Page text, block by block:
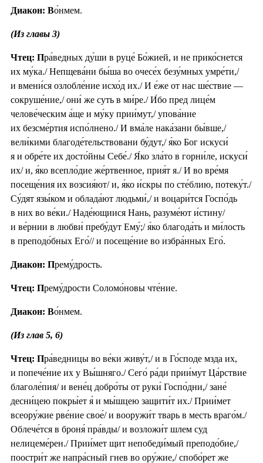
Диакон: Во́нмем.
(Из главы 3)
Чтец: Пра́ведных ду́ши в руце́ Бо́жией, и не прико́снется
их му́ка./ Непщева́ни бы́ша во очесе́х безу́мных умре́ти,/
и вмени́ся озлобле́ние исхо́д их./ И е́же от нас ше́ствие —
сокруше́ние,/ они́ же суть в ми́ре./ И́бо пред лице́м
челове́ческим а́ще и му́ку прии́мут,/ упова́ние
их безсме́ртия испо́лнено./ И вма́ле нака́зани бы́вше,/
вели́кими благоде́тельствовани бу́дут,/ я́ко Бог искуси́
я и обре́те их досто́йны Себе́./ Я́ко зла́то в горни́ле, искуси́
их/ и, я́ко всепло́дие же́ртвенное, прия́т я./ И во вре́мя
посеще́ния их возсия́ют/ и, я́ко и́скры по сте́блию, потеку́т./
Су́дят язы́ком и облада́ют людьми́,/ и воцари́тся Госпо́дь
в них во ве́ки./ Наде́ющиися Нань, разуме́ют и́стину/
и ве́рнии в любви́ пребу́дут Ему́;/ я́ко благода́ть и ми́лость
в преподо́бных Его́// и посеще́ние во избра́нных Его́.
Диакон: Прему́дрость.
Чтец: Прему́дрости Соломо́новы чте́ние.
Диакон: Во́нмем.
(Из глав 5, 6)
Чтец: Пра́ведницы во ве́ки живу́т,/ и в Го́споде мзда их,
и попече́ние их у Вы́шняго./ Сего́ ра́ди прии́мут Ца́рствие
благоле́пия/ и вене́ц добро́ты от руки́ Госпо́дни,/ зане́
десни́цею покры́ет я́ и мы́шцею защити́т их./ Прии́мет
всеору́жие рве́ние свое́/ и вооружи́т тварь в месть враго́м./
Облече́тся в броня́ пра́вды/ и возложи́т шлем суд
нелицеме́рен./ Прии́мет щит непобеди́мый преподо́бие,/
поостри́т же напра́сный гнев во ору́жие,/ спобо́рет же